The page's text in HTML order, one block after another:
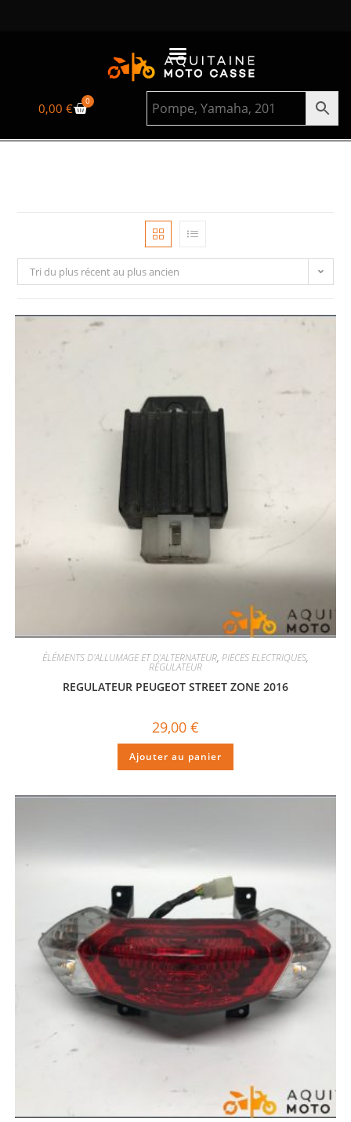
0,00€ 0
Tri du plus récent au plus ancien
ÉLÉMENTS D'ALLUMAGE ET D'ALTERNATEUR, PIECES ELECTRIQUES,
RÉGULATEUR
REGULATEUR PEUGEOT STREET ZONE 2016
29,00 €
Ajouter au panier